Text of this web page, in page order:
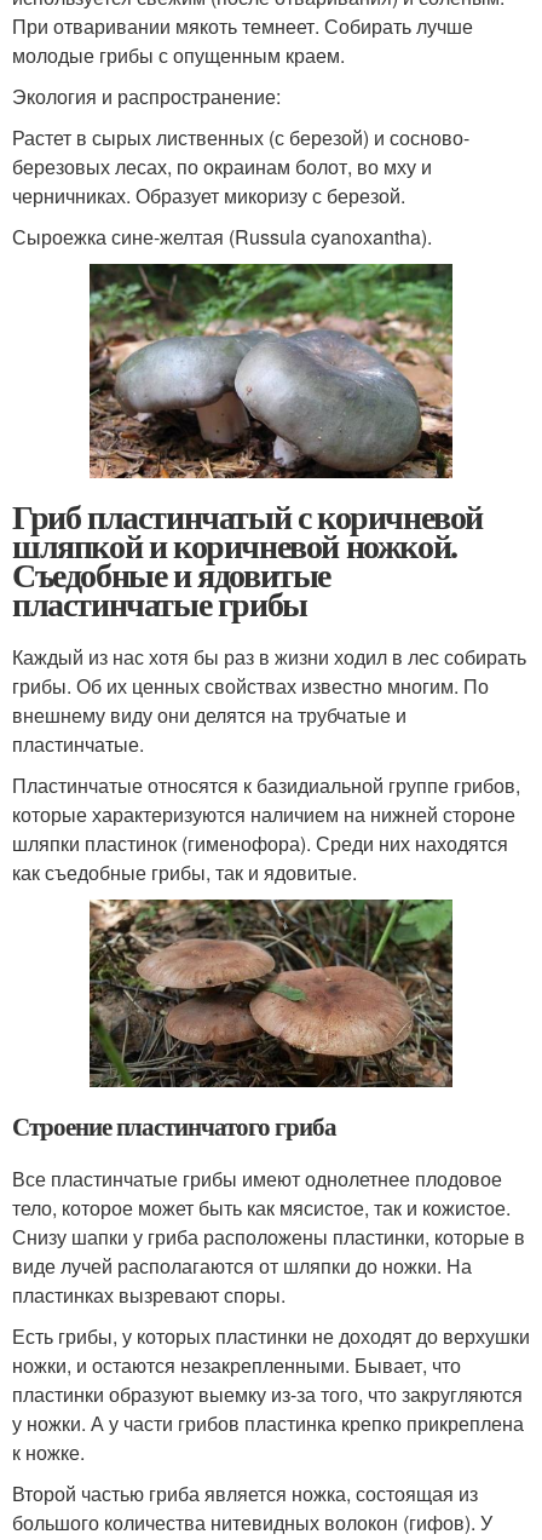
При отваривании мякоть темнеет. Собирать лучше
молодые грибы с опущенным краем.
Экология и распространение:
Растет в сырых лиственных (с березой) и сосново-
березовых лесах, по окраинам болот, во мху и
черничниках. Образует микоризу с березой.
Сыроежка сине-желтая (Russula cyanoxantha).
Гриб пластинчатый с коричневой
шляпкой и коричневой ножкой.
Съедобные и ядовитые
пластинчатые грибы
Каждый из нас хотя бы раз в жизни ходил в лес собирать
грибы. Об их ценных свойствах известно многим. По
внешнему виду они делятся на трубчатые и
пластинчатые.
Пластинчатые относятся к базидиальной группе грибов,
которые характеризуются наличием на нижней стороне
шляпки пластинок (гименофора). Среди них находятся
как съедобные грибы, так и ядовитые.
Строение пластинчатого гриба
Все пластинчатые грибы имеют однолетнее плодовое
тело, которое может быть как мясистое, так и кожистое.
Снизу шапки у гриба расположены пластинки, которые в
виде лучей располагаются от шляпки до ножки. На
пластинках вызревают споры.
Есть грибы, у которых пластинки не доходят до верхушки
ножки, и остаются незакрепленными. Бывает, что
пластинки образуют выемку из-за того, что закругляются
у ножки. А у части грибов пластинка крепко прикреплена
к ножке.
Второй частью гриба является ножка, состоящая из
большого количества нитевидных волокон (гифов). У